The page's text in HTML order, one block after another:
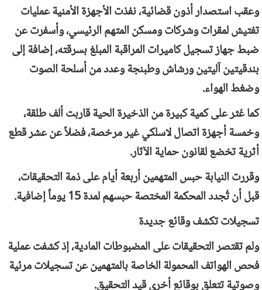
وعقب استصدار أذون قضائية، نفذت الأجهزة الأمنية عمليات
تفتيش لمقرات وشركات ومسكن المتهم الرئيسي، وأسفرت عن
ضبط جهاز تسجيل كاميرات المراقبة المبلغ بسرقته، إضافة إلى
بندقيتين آليتين ورشاش وطبنجة وعدد من أسلحة الصوت
وضغط الهواء.
كما عُثر على كمية كبيرة من الذخيرة الحية قاربت ألف طلقة،
وخمسة أجهزة اتصال لاسلكي غير مرخصة، فضلاً عن عشر قطع
أثرية تخضع لقانون حماية الآثار.
وقررت النيابة حبس المتهمين أربعة أيام على ذمة التحقيقات،
قبل أن تُجدد المحكمة المختصة حبسهم لمدة 15 يوماً إضافية.
تسجيلات تكشف وقائع جديدة
ولم تقتصر التحقيقات على المضبوطات المادية، إذ كشفت عملية
فحص الهواتف المحمولة الخاصة بالمتهمين عن تسجيلات مرئية
وصوتية تتعلق بوقائع أخرى قيد التحقيق.